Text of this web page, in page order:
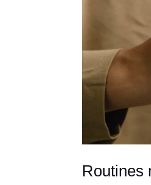
Routines